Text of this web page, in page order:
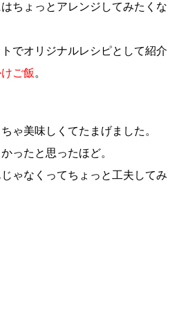
ちょっとアレンジしてみたくな
でオリジナルレシピとして紹介
ご飯 。
ゃ美味しくてたまげました。
ったと思ったほど。
ゃなくってちょっと工夫してみ